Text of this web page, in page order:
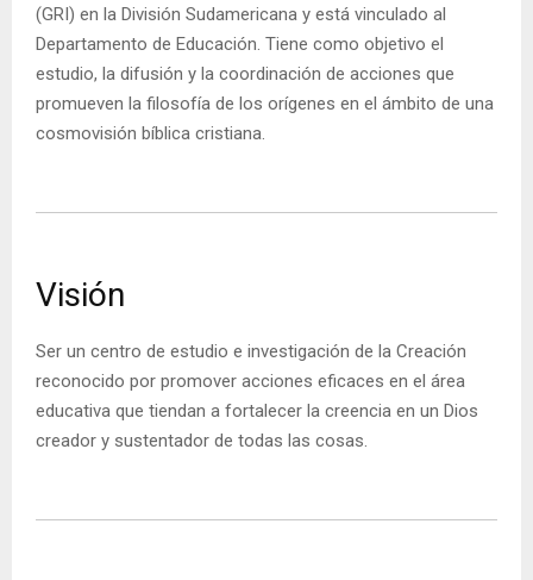
(GRI) en la División Sudamericana y está vinculado al
Departamento de Educación. Tiene como objetivo el
estudio, la difusión y la coordinación de acciones que
promueven la filosofía de los orígenes en el ámbito de una
cosmovisión bíblica cristiana.
Visión
Ser un centro de estudio e investigación de la Creación
reconocido por promover acciones eficaces en el área
educativa que tiendan a fortalecer la creencia en un Dios
creador y sustentador de todas las cosas.